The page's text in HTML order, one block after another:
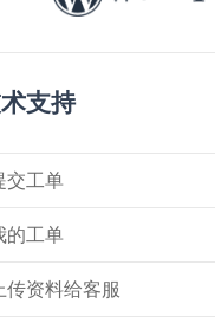
支持
交工单
的工单
传资料给客服